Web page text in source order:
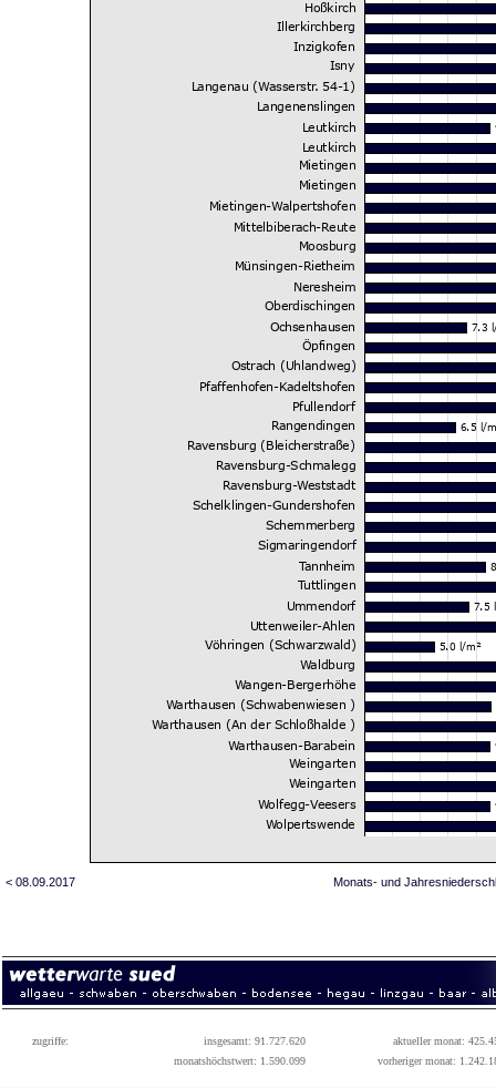
< 08.09.2017 Monats- und
zugriffe: insgesamt: 91.727.620
aktueller monat:
monatshöchstwert: 1.590.099
vorheriger monat: